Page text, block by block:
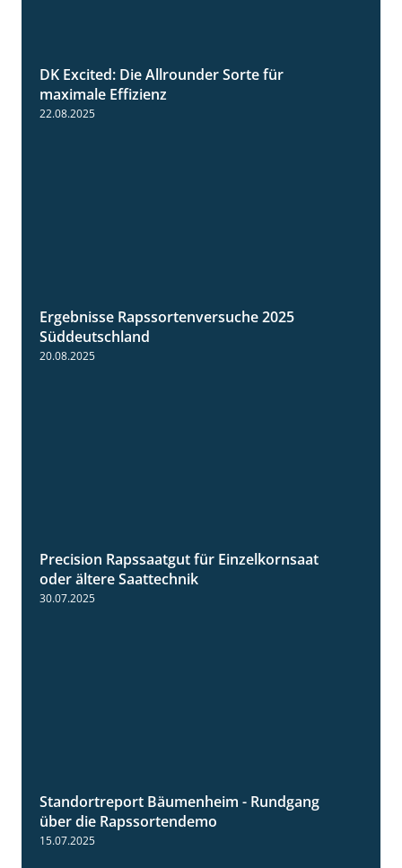
DK Excited: Die Allrounder Sorte für
maximale Effizienz
22.08.2025
Ergebnisse Rapssortenversuche 2025
Süddeutschland
20.08.2025
2:05
Precision Rapssaatgut für Einzelkornsaat
oder ältere Saattechnik
30.07.2025
6:03
Standortreport Bäumenheim - Rundgang
über die Rapssortendemo
15.07.2025